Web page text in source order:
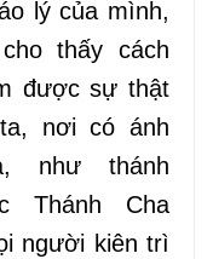
lý của mình,
cho thấy cách
đượcsự thật
nơi có ánh
như thánh
Thánh Cha
người kiên trì